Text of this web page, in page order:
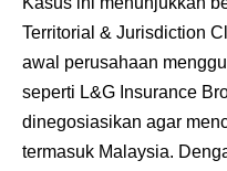
Territorial & Jurisdiction
awal perusahaan
seperti L&G Insurance
dinegosiasikan agar
termasuk Malaysia.